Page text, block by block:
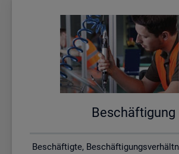
Be­schäf­ti­gung
Beschäftigte,